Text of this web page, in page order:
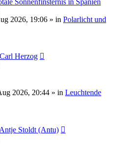
Sonnenfinsternis in Spanien
2026, 19:06 » in Polarlicht und
Carl Herzog
2026, 20:44 » in Leuchtende
Antje Stoldt (Antu)